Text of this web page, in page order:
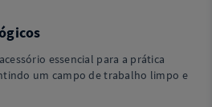
essencial para a prática
um campo de trabalho limpo e